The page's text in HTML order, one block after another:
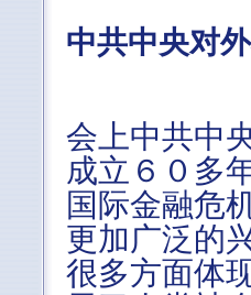
中共中央对
会上中共中
成立６０多
国际金融危
更加广泛的
很多方面体